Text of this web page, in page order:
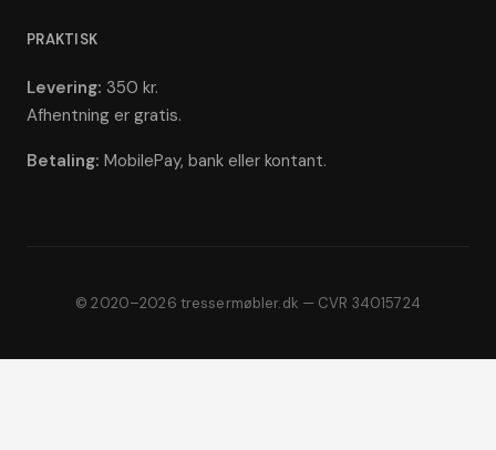
PRAKTISK
Levering: 350 kr.
Afhentning er gratis.
Betaling: MobilePay, bank eller kontant.
© 2020–2026 tressermøbler.dk — CVR 34015724